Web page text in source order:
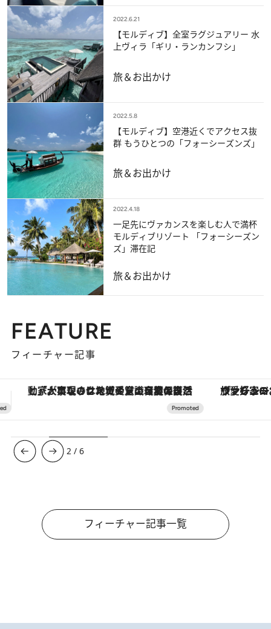
2022.6.21
【モルディブ】全室ラグジュアリー 水
上ヴィラ「ギリ・ランカンフシ」
旅＆お出かけ
2022.5.8
【モルディブ】空港近くでアクセス抜
群 もうひとつの「フォーシーズンズ」
旅＆お出かけ
2022.4.18
一足先にヴァカンスを楽しむ人で満杯
モルディブリゾート 「フォーシーズン
ズ」滞在記
旅＆お出かけ
FEATURE
フィーチャー記事
ヴァシュロン・コンスタンタン「オーヴァーシーズ・オートマティック」。旅愛好家のお気に入りコレクションから、ジェンダーレスな新作が登場 【銀座で出合う最旬美容】美髪ケアや上質
3 /6
フィーチャー記事一覧